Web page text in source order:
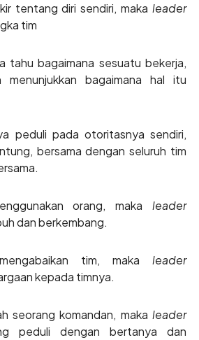
tentang diri sendiri, maka leader
tim
tahu bagaimana sesuatu bekerja,
menunjukkan bagaimana hal itu
peduli pada otoritasnya sendiri,
bersama dengan seluruh tim
orang, maka leader
dan berkembang.
tim, maka leader
kepada timnya.
seorang komandan, maka leader
peduli dengan bertanya dan